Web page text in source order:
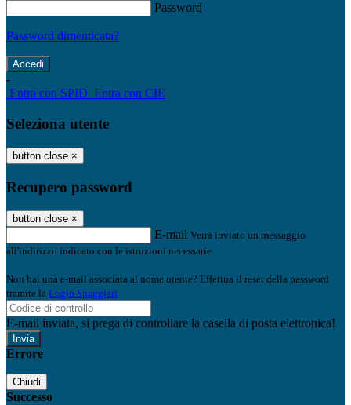
Password
Password dimenticata?
-
Entra con SPID Entra con CIE
Seleziona utente
button close ×
Recupero password
button close ×
E-mail Verrà inviato un messaggio
all'indirizzo indicato con le istruzioni necessarie.
Non hai una e-mail associata al nome utente? Effettua il reset della password
tramite la Login Spaggiari
E-mail inviata, si prega di controllare la casella di posta elettronica!
Errore
Chiudi
Successo